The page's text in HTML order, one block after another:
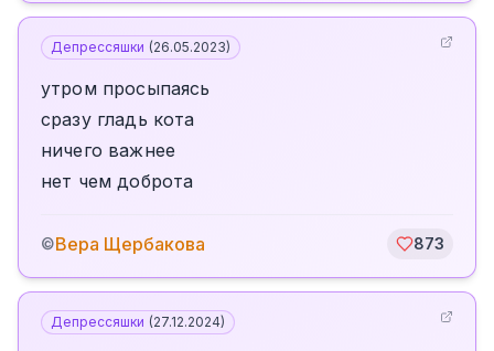
Депрессяшки (26.05.2023)
утром просыпаясь
сразу гладь кота
ничего важнее
нет чем доброта
©Вера Щербакова 873
Депрессяшки (27.12.2024)